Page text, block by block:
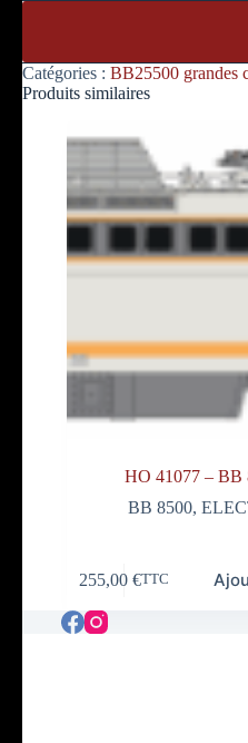
Catégories : BB25500 grandes
Produits similaires
HO 41077 – BB
BB 8500,
255,00€TTC